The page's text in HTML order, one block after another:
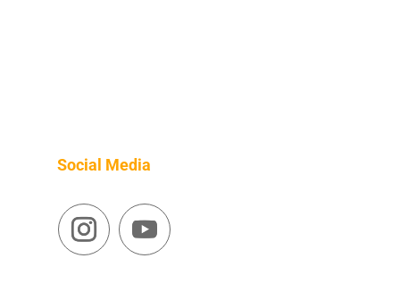
Social Media